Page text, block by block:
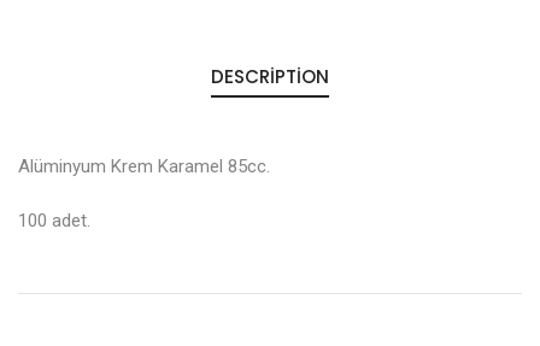
DESCRIPTION
Alüminyum Krem Karamel 85cc.
100 adet.